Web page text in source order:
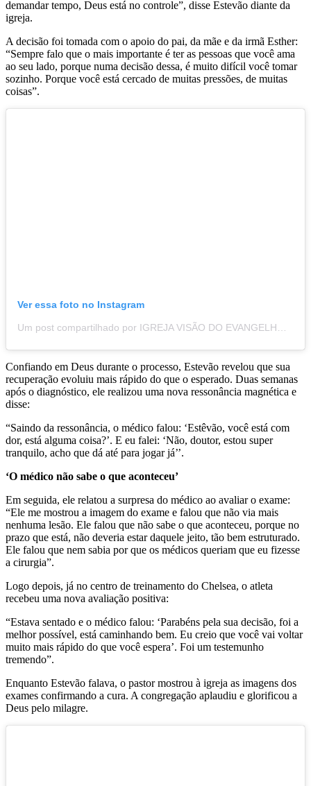
demandar tempo, Deus está no controle”, disse Estevão diante da
igreja.
A decisão foi tomada com o apoio do pai, da mãe e da irmã Esther:
“Sempre falo que o mais importante é ter as pessoas que você ama
ao seu lado, porque numa decisão dessa, é muito difícil você tomar
sozinho. Porque você está cercado de muitas pressões, de muitas
coisas”.
Ver essa foto no Instagram
Confiando em Deus durante o processo, Estevão revelou que sua
recuperação evoluiu mais rápido do que o esperado. Duas semanas
após o diagnóstico, ele realizou uma nova ressonância magnética e
disse:
“Saindo da ressonância, o médico falou: ‘Estêvão, você está com
dor, está alguma coisa?’. E eu falei: ‘Não, doutor, estou super
tranquilo, acho que dá até para jogar já’’.
‘O médico não sabe o que aconteceu’
Em seguida, ele relatou a surpresa do médico ao avaliar o exame:
“Ele me mostrou a imagem do exame e falou que não via mais
nenhuma lesão. Ele falou que não sabe o que aconteceu, porque no
prazo que está, não deveria estar daquele jeito, tão bem estruturado.
Ele falou que nem sabia por que os médicos queriam que eu fizesse
a cirurgia”.
Logo depois, já no centro de treinamento do Chelsea, o atleta
recebeu uma nova avaliação positiva:
“Estava sentado e o médico falou: ‘Parabéns pela sua decisão, foi a
melhor possível, está caminhando bem. Eu creio que você vai voltar
muito mais rápido do que você espera’. Foi um testemunho
tremendo”.
Enquanto Estevão falava, o pastor mostrou à igreja as imagens dos
exames confirmando a cura. A congregação aplaudiu e glorificou a
Deus pelo milagre.